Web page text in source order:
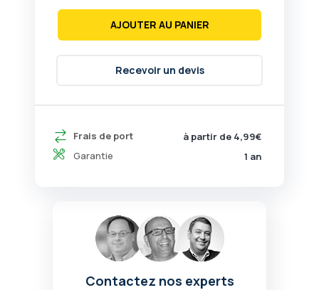
Frais de port
à partir de 4,99€
Garantie
1 an
AJOUTER AU PANIER
Recevoir un devis
Contactez nos experts